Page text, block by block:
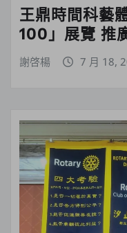
王鼎時間科藝
100」展覽 推
謝啓楊 7 月 18,